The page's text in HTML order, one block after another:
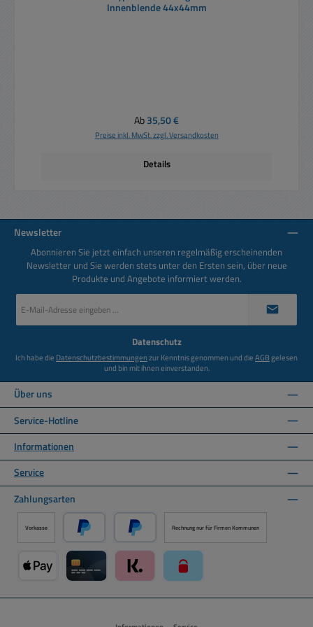
Innenblende 44x44mm
Regulärer Preis:
Ab35,50 €
Preise inkl. MwSt. zzgl. Versandkosten
Details
Newsletter
Abonnieren Sie jetzt einfach unseren regelmäßig erscheinenden
Newsletter und Sie werden stets unter den Ersten sein, über neue
Produkte und Angebote informiert werden.
Mail-
Datenschutz
Ich habe die Datenschutzbestimmungenzur Kenntnis genommen und dieAGBgelesen
und bin mit ihnen einverstanden.
Über uns
Service-Hotline
Informationen
Service
Zahlungsarten
Vorkasse
PayPal Später Bezahlen über PayPal
Rechnung nur für Firmen Kommunen